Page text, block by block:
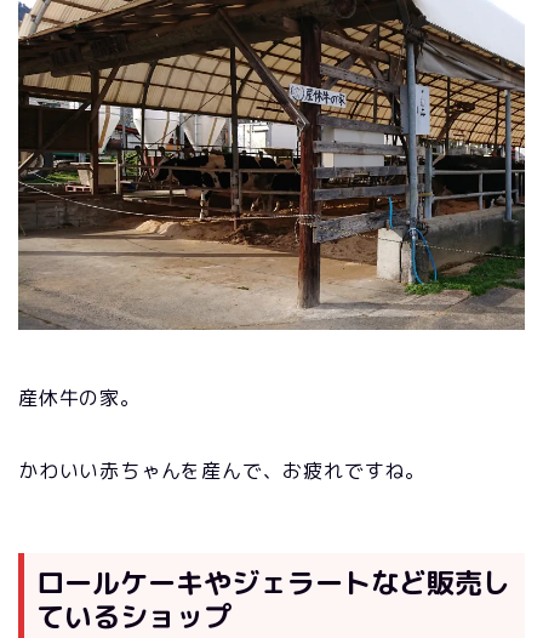
産休牛の家。
かわいい赤ちゃんを産んで、お疲れですね。
ロールケーキやジェラートなど販売し
ているショップ